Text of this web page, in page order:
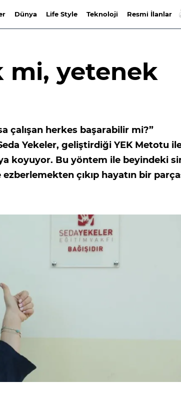
Dünya Life Style Teknoloji Resmi İlanlar
mi, yetenek
çalışan herkes başarabilir mi?”
Yekeler, geliştirdiği YEK Metotu
koyuyor. Bu yöntem ile beyindeki
çıkıp hayatın bir